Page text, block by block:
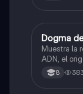
Biologia
Dogma
Muestra la
ADN, el
ARN y
8